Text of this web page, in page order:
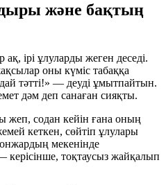
және бақтың
ірі ұлуларды жеген деседі.
оны күміс табаққа
тәтті!» — деуді ұмытпайтын.
дәм деп санаған сияқты.
жеп, содан кейін ғана оның
кеткен, сөйтіп ұлулары
мекенінде
тоқтаусыз жайқалып